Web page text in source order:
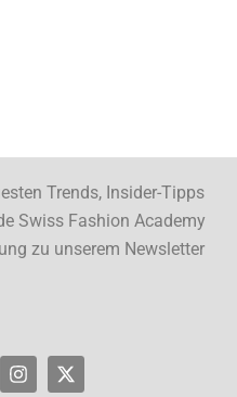
Trends, Insider-Tipps
Swiss Fashion Academy
zu unserem Newsletter
Instagram
X-
twitter